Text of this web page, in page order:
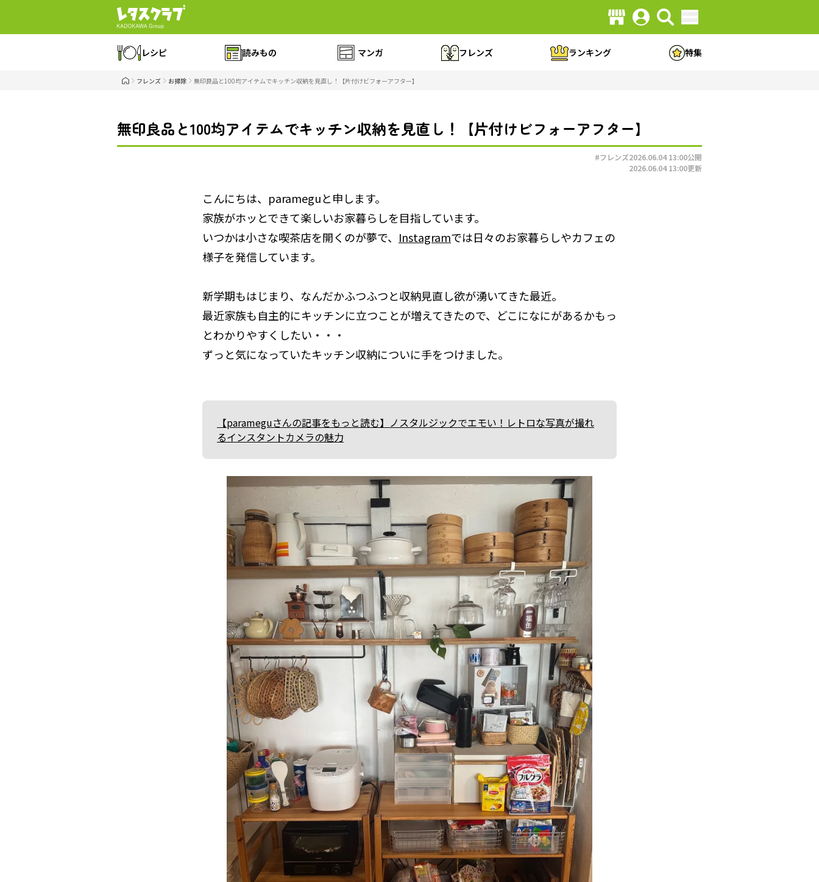
レシピ 読みもの マンガ フレンズ ランキング 特集
フレンズ お掃除 無印良品と100均アイテムでキッチン収納を見直し！【片付けビフォーアフター】
無印良品と100均アイテムでキッチン収納を見直し！【片付けビフォーアフター】
#フレンズ2026.06.04 13:00公開
2026.06.04 13:00更新
こんにちは、parameguと申します。
家族がホッとできて楽しいお家暮らしを目指しています。
いつかは小さな喫茶店を開くのが夢で、 Instagramでは日々のお家暮らしやカフェの
様子を発信しています。
新学期もはじまり、なんだかふつふつと収納見直し欲が湧いてきた最近。
最近家族も自主的にキッチンに立つことが増えてきたので、どこになにがあるかもっ
とわかりやすくしたい・・・
ずっと気になっていたキッチン収納についに手をつけました。
【parameguさんの記事をもっと読む】ノスタルジックでエモい！レトロな写真が撮れ
るインスタントカメラの魅力